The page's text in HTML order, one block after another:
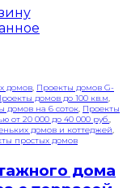
домов, Проекты домов G-
домов до 100 кв.м,
домов на 6 соток, Проекты
от 20 000 до 40 000 руб.,
домов и коттеджей,
простых домов
дома